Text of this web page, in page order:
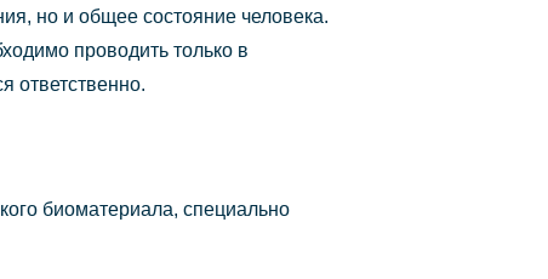
но и общее состояние человека.
проводить только в
ответственно.
биоматериала, специально